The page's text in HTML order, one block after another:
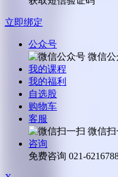
立即绑定
公众号
微信
我的课程
我的福利
自选股
购物车
客服
微信扫
咨询
免费咨询 021-